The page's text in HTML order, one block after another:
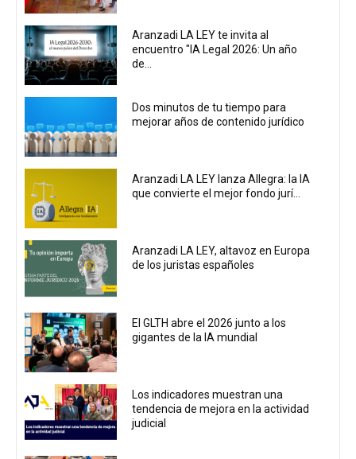
Aranzadi LA LEY te invita al
encuentro "IA Legal 2026: Un año
de...
Dos minutos de tu tiempo para
mejorar años de contenido jurídico
Aranzadi LA LEY lanza Allegra: la IA
que convierte el mejor fondo jurí...
Aranzadi LA LEY, altavoz en Europa
de los juristas españoles
El GLTH abre el 2026 junto a los
gigantes de la IA mundial
Los indicadores muestran una
tendencia de mejora en la actividad
judicial